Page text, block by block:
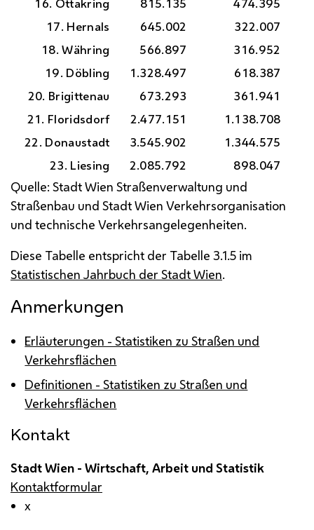
16. Ottakring 815.135
474.395
17. Hernals
645.002
322.007
18. Währing
566.897
316.952
19. Döbling
1.328.497
618.387
20. Brigittenau
673.293
361.941
21. Floridsdorf
2.477.151
1.138.708
22. Donaustadt
3.545.902
1.344.575
23. Liesing
2.085.792 898.047
Quelle: Stadt Wien Straßenverwaltung und
Straßenbau und Stadt Wien Verkehrsorganisation
und technische Verkehrsangelegenheiten.
Diese Tabelle entspricht der Tabelle 3.1.5 im
Statistischen Jahrbuch der Stadt Wien.
Anmerkungen
Erläuterungen - Statistiken zu Straßen und
Verkehrsflächen
Definitionen - Statistiken zu Straßen und
Verkehrsflächen
Kontakt
Stadt Wien - Wirtschaft, Arbeit und Statistik
Kontaktformular
x